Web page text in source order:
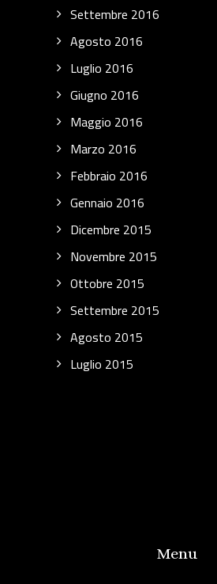
Settembre 2016
Agosto 2016
Luglio 2016
Giugno 2016
Maggio 2016
Marzo 2016
Febbraio 2016
Gennaio 2016
Dicembre 2015
Novembre 2015
Ottobre 2015
Settembre 2015
Agosto 2015
Luglio 2015
Menu